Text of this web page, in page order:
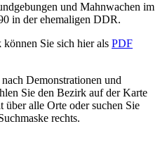
und Mahnwachen im
in der ehemaligen DDR.
Sie sich hier als PDF
Demonstrationen und
Sie den Bezirk auf der Karte
über alle Orte oder suchen Sie
rechts.